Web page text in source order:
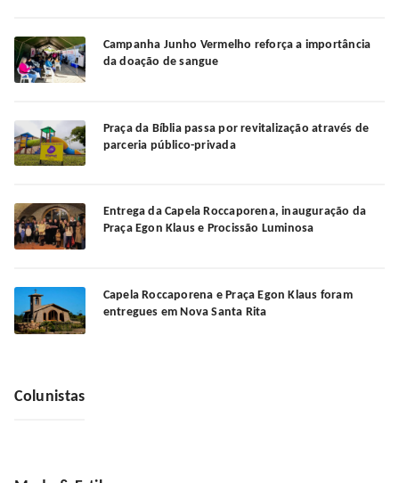
Campanha Junho Vermelho reforça a importância
da doação de sangue
Praça da Bíblia passa por revitalização através de
parceria público-privada
Entrega da Capela Roccaporena, inauguração da
Praça Egon Klaus e Procissão Luminosa
Capela Roccaporena e Praça Egon Klaus foram
entregues em Nova Santa Rita
Colunistas